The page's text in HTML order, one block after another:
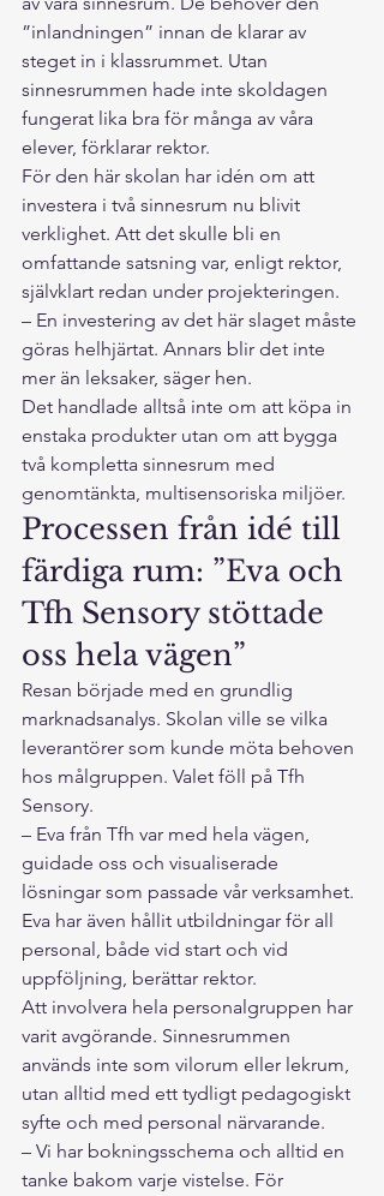
”inlandningen” innan de klarar av
steget in i klassrummet. Utan
sinnesrummen hade inte skoldagen
fungerat lika bra för många av våra
elever, förklarar rektor.
För den här skolan har idén om att
investera i två sinnesrum nu blivit
verklighet. Att det skulle bli en
omfattande satsning var, enligt rektor,
självklart redan under projekteringen.
– En investering av det här slaget måste
göras helhjärtat. Annars blir det inte
mer än leksaker, säger hen.
Det handlade alltså inte om att köpa in
enstaka produkter utan om att bygga
två kompletta sinnesrum med
genomtänkta, multisensoriska miljöer.
Processen från idé till
färdiga rum: ”Eva och
Tfh Sensory stöttade
oss hela vägen”
Resan började med en grundlig
marknadsanalys. Skolan ville se vilka
leverantörer som kunde möta behoven
hos målgruppen. Valet föll på Tfh
Sensory.
– Eva från Tfh var med hela vägen,
guidade oss och visualiserade
lösningar som passade vår verksamhet.
Eva har även hållit utbildningar för all
personal, både vid start och vid
uppföljning, berättar rektor.
Att involvera hela personalgruppen har
varit avgörande. Sinnesrummen
används inte som vilorum eller lekrum,
utan alltid med ett tydligt pedagogiskt
syfte och med personal närvarande.
– Vi har bokningsschema och alltid en
tanke bakom varje vistelse. För